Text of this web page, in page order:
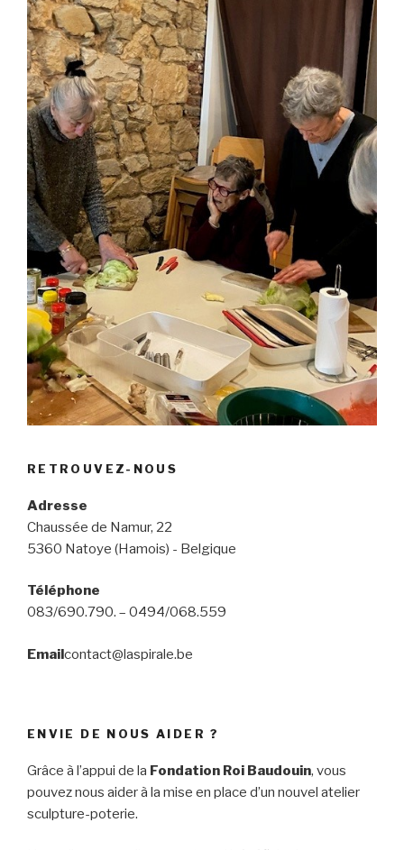
RETROUVEZ-NOUS
Adresse
Chaussée de Namur, 22
5360 Natoye (Hamois) - Belgique
Téléphone
083/690.790. – 0494/068.559
Emailcontact@laspirale.be
ENVIE DE NOUS AIDER ?
Grâce à l’appui de la Fondation Roi Baudouin, vous
pouvez nous aider à la mise en place d’un nouvel atelier
sculpture-poterie.